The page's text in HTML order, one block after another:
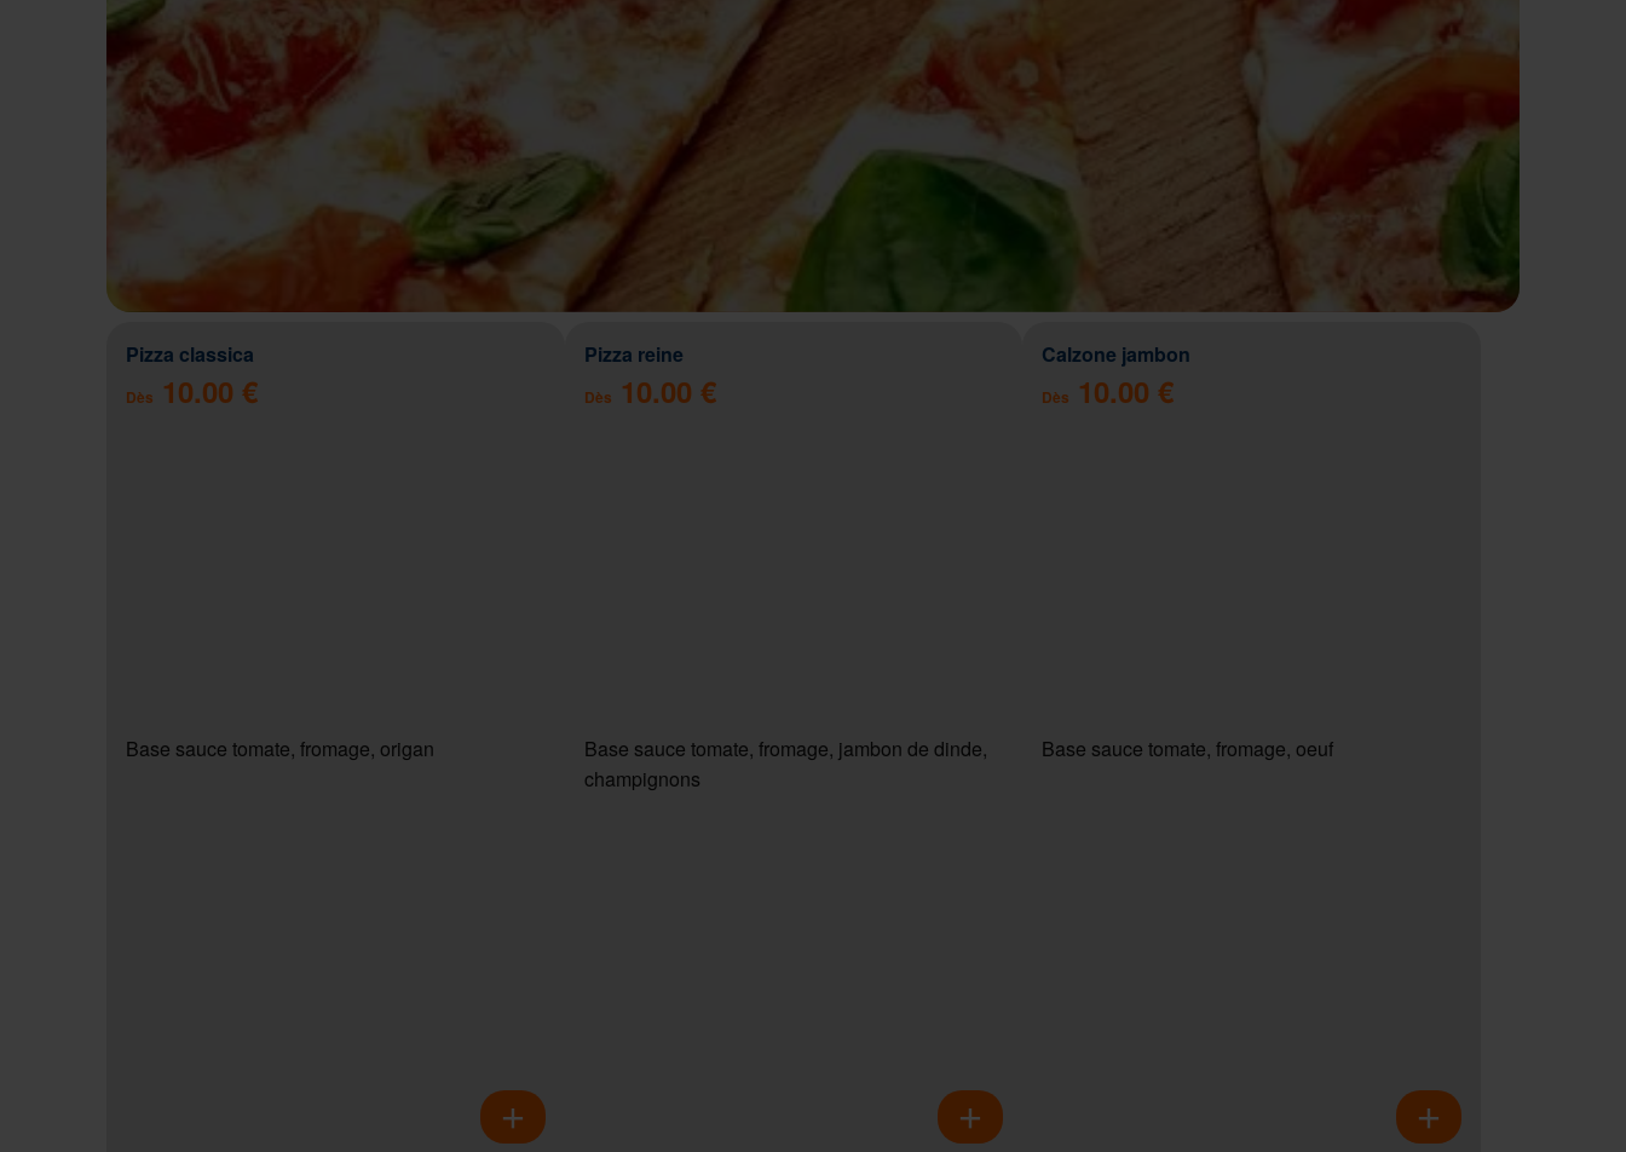
Pizza classica
Dès 10.00 €
Base sauce tomate, fromage, origan
Pizza reine
Dès 10.00 €
Base sauce tomate, fromage, jambon de dinde,
champignons
Calzone jambon
Dès 10.00 €
Base sauce tomate, fromage, oeuf